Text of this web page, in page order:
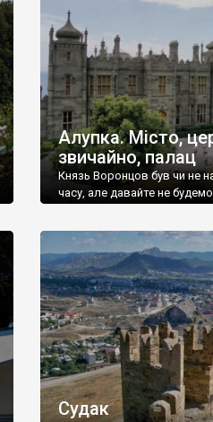
Алупка. Місто,
звичайно, палац
Князь Воронцов був чи не
часу, але давайте не
Судак